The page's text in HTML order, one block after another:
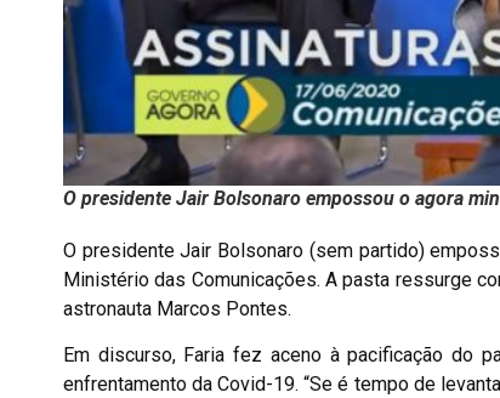
O presidente Jair Bolsonaro empossou o agora
O presidente Jair Bolsonaro (sem partido)
Ministério das Comunicações. A pasta ressurge
astronauta Marcos Pontes.
Em discurso, Faria fez aceno à pacificação do
enfrentamento da Covid-19. “Se é tempo de